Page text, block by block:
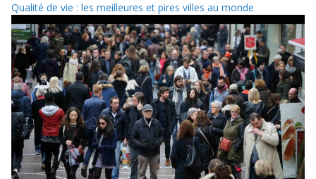
Qualité de vie : les meilleures et pires villes au monde